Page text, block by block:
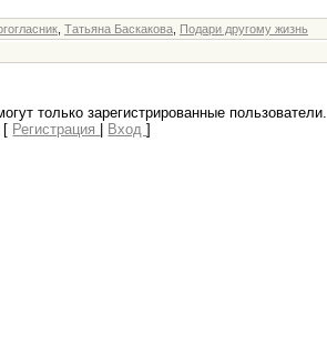
, Татьяна Баскакова,
Подари другому жизнь
только зарегистрированные пользователи.
[ Регистрация Вход]